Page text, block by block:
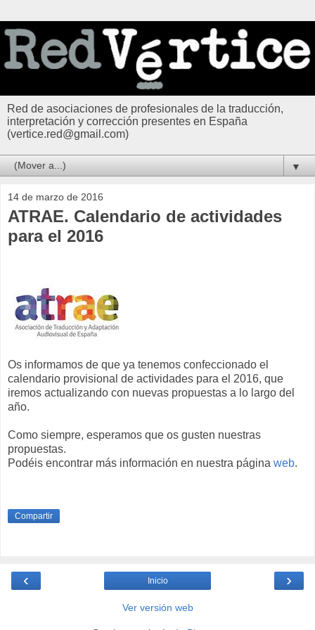
Red de asociaciones de profesionales de la traducción,
interpretación y corrección presentes en España
(vertice.red@gmail.com)
▼
14 de marzo de 2016
ATRAE. Calendario de actividades
para el 2016
Os informamos de que ya tenemos confeccionado el
calendario provisional de actividades para el 2016, que
iremos actualizando con nuevas propuestas a lo largo del
año.
Como siempre, esperamos que os gusten nuestras
propuestas.
Podéis encontrar más información en nuestra página web.
Compartir
‹ ›
Inicio
Ver versión web